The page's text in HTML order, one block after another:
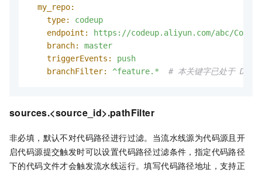
my_repo:
type:
codeup
endpoint:
https://codeup.aliyun.com/abc/
branch:
master
triggerEvents:
push
branchFilter:
^feature.* # 本关键字已处于
sources.<source_id>.pathFilter
非必填，默认不对代码路径进行过滤。当流水线源为代码源且开
启代码源提交触发时可以设置代码路径过滤条件，指定代码路径
下的代码文件才会触发流水线运行。填写代码路径地址，支持正